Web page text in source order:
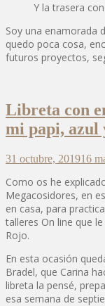
Y la trasera
Soy una enamorada
quedo poca cosa,
futuros proyectos,
Libreta con
mi papi, azul
31 octubre, 201916
Como os he
Megacosidores, en
en casa, para
talleres On line que
Rojo.
En esta ocasión
Bradel, que Carina
libreta la pensé,
esa semana de